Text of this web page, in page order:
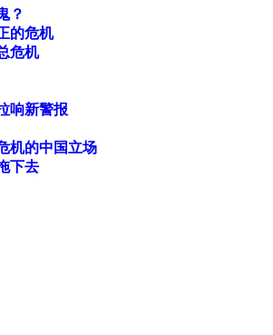
？
的危机
危机
响新警报
机的中国立场
下去